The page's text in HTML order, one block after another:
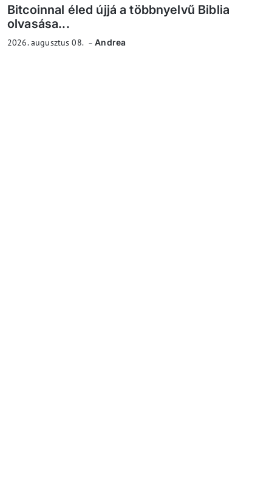
Bitcoinnal éled újjá a többnyelvű Biblia
olvasása...
2026. augusztus 08. Andrea